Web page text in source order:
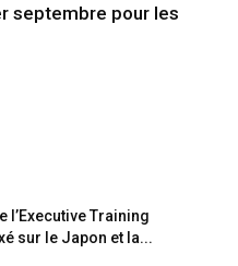
septembre pour les
l’Executive Training
sur le Japon et la...